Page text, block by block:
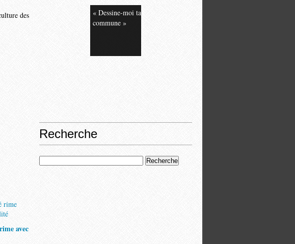
des
avec
« Dessine-moi ta
commune »
Recherche